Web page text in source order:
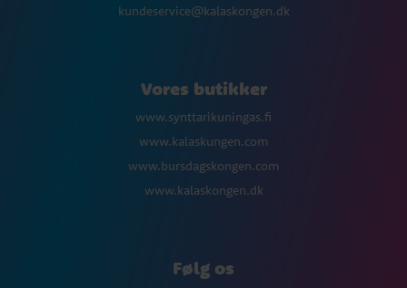
kundeservice@kalaskongen.dk
Vores butikker
www.synttarikuningas.fi
www.kalaskungen.com
www.bursdagskongen.com
www.kalaskongen.dk
Følg os